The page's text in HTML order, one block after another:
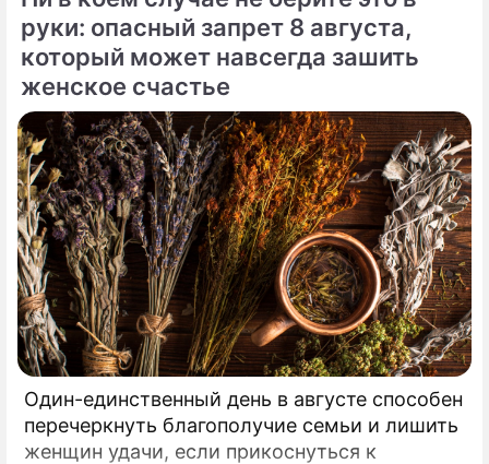
самых закрытых и непубличных пар
мирового шоу-бизнеса.
руки: опасный запрет 8 августа,
который может навсегда зашить
женское счастье
Один-единственный день в августе способен
перечеркнуть благополучие семьи и лишить
женщин удачи, если прикоснуться к